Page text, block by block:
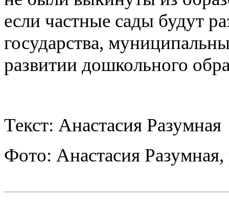
если частные сады будут
государства,
развитии дошкольного
Текст: Анастасия Разумная
Фото: Анастасия